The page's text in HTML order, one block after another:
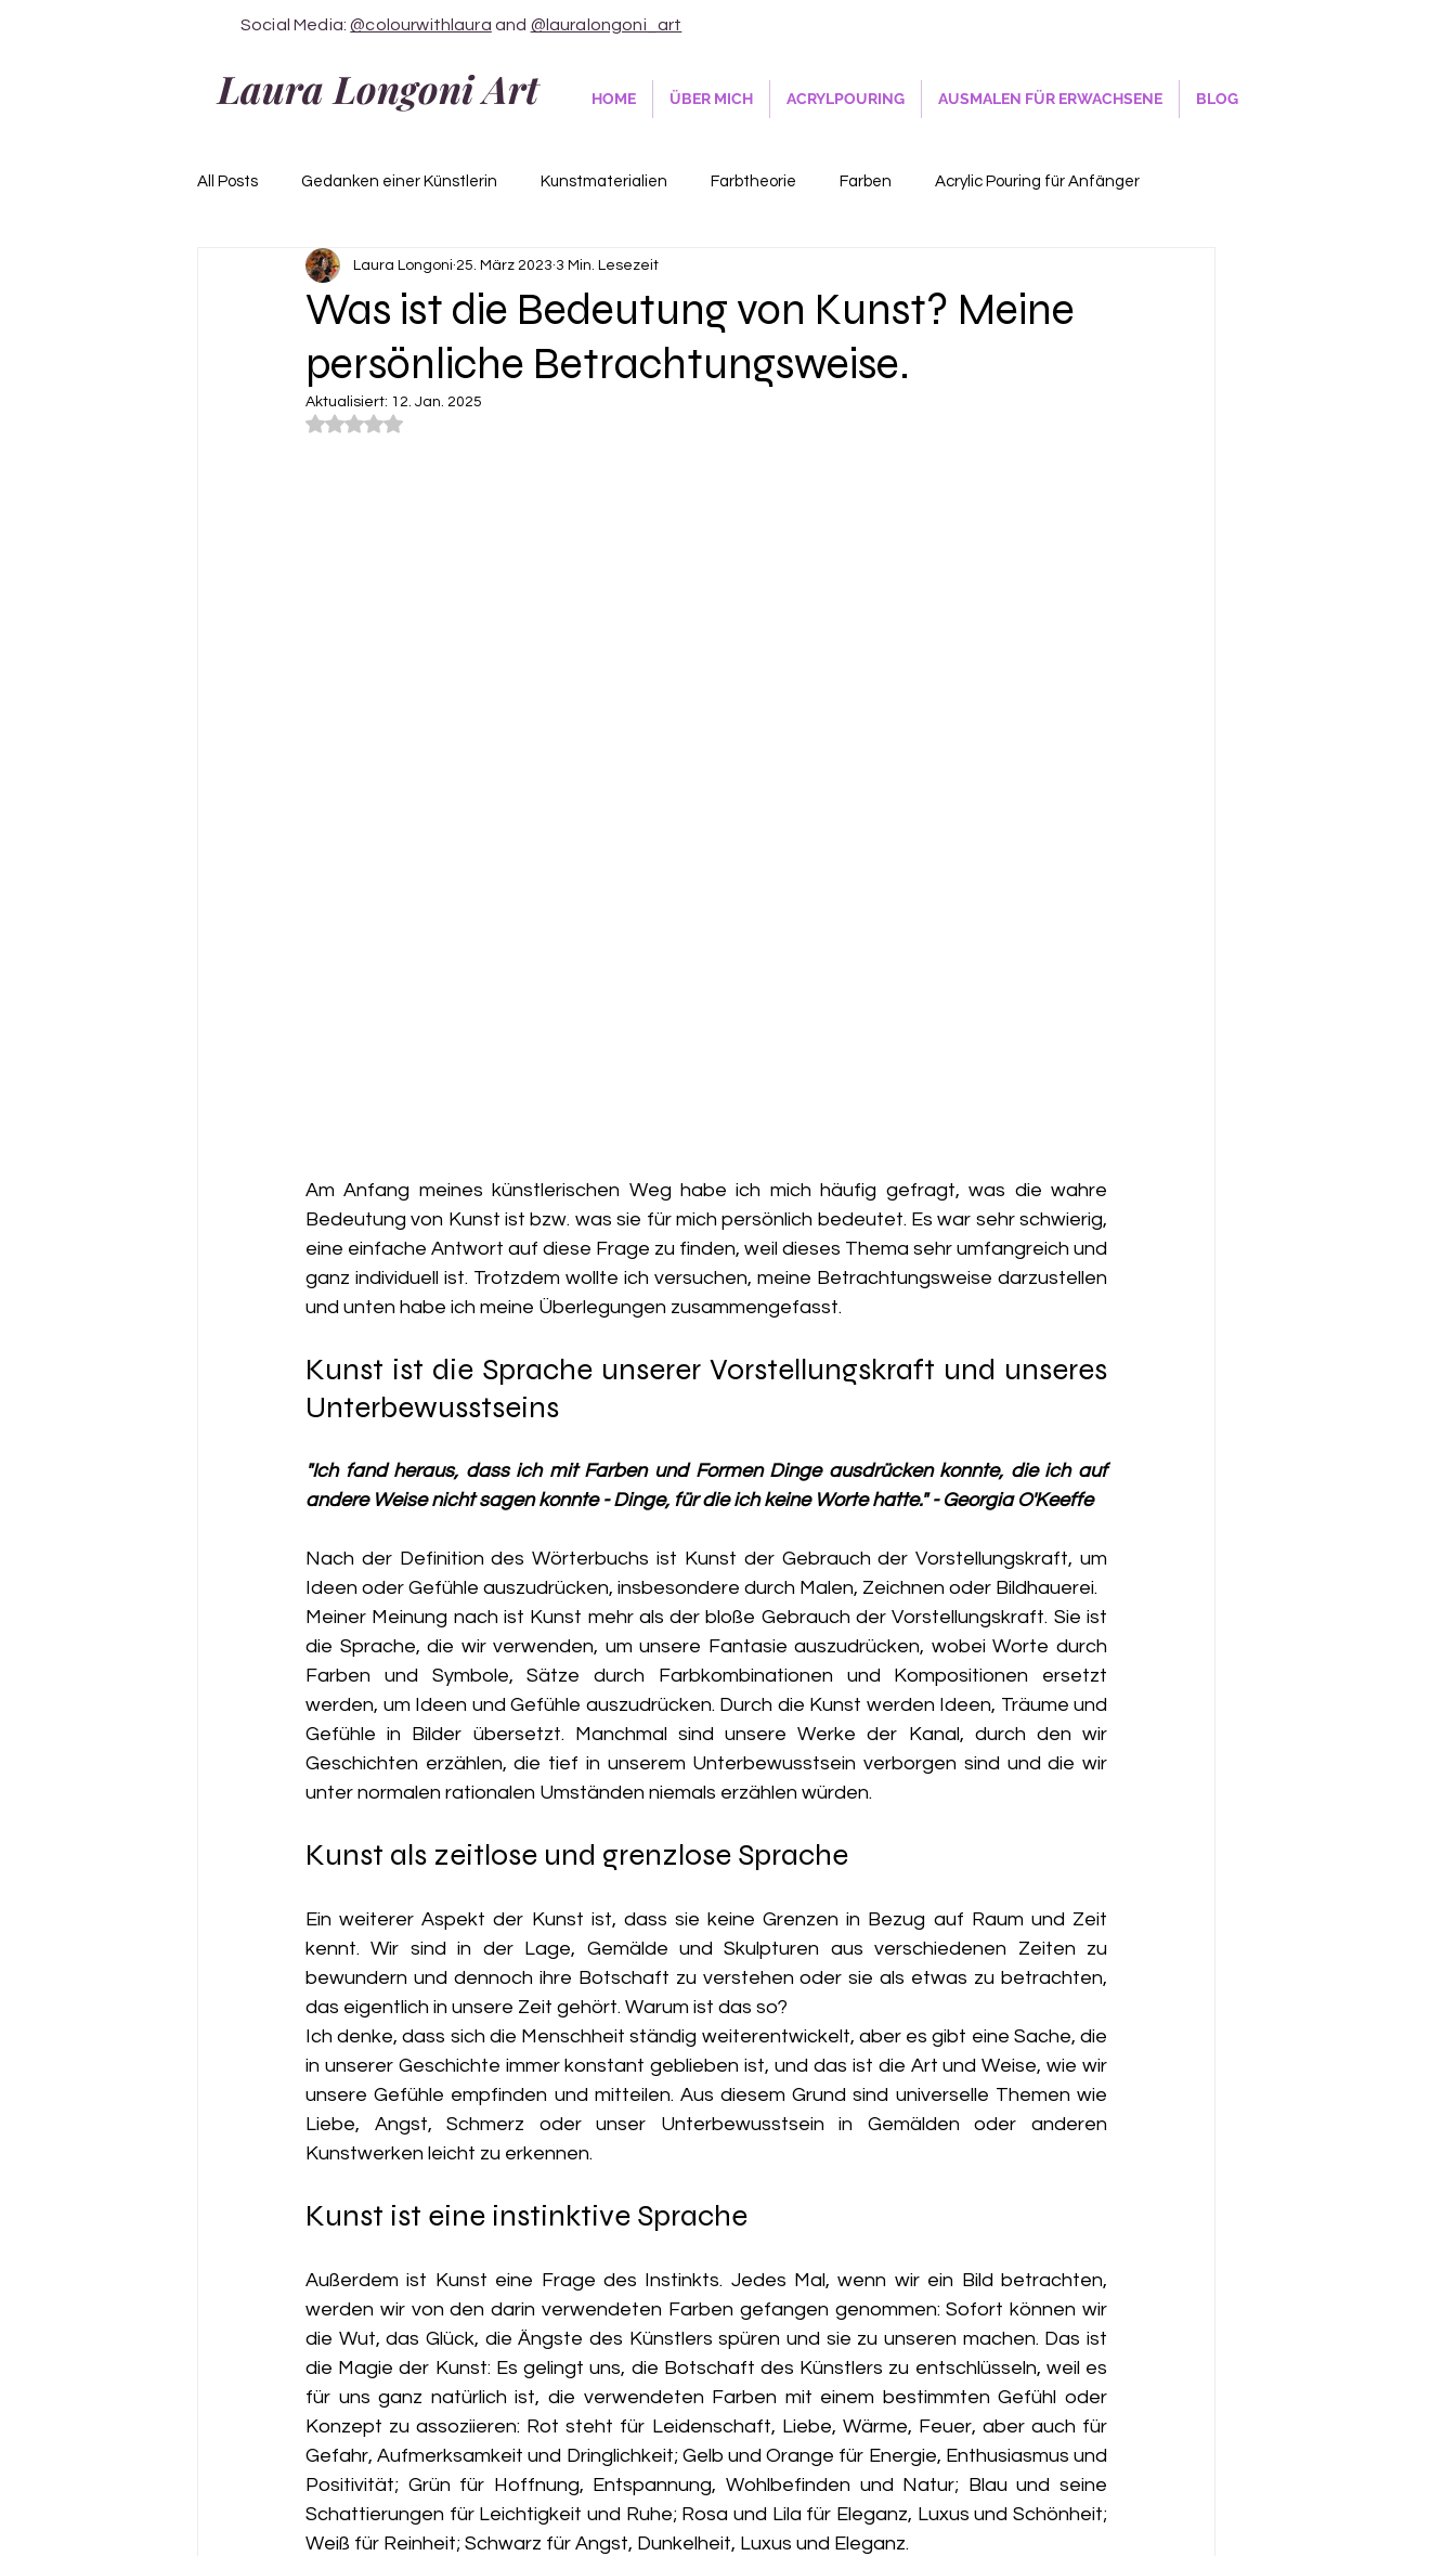
Social Media:@colourwithlaura and @lauralongoni_art
Laura Longoni Art HOME ÜBER MICH ACRYLPOURING AUSMALEN FÜR ERWACHSENE BLOG
All Posts Gedanken einer Künstlerin Kunstmaterialien Farbtheorie Farben Acrylic Pouring für Anfänger
DIY/Tutorials Pigmente Ausmalen für Erwachsene
Was ist die Bedeutung von Kunst? Meine
persönliche Betrachtungsweise.
Laura Longoni 25. März 2023 3 Min. Lesezeit
Aktualisiert: 12. Jan. 2025
Mit NaN von 5 Sternen bewertet.
Am Anfang meines künstlerischen Weg habe ich mich häufig gefragt, was die wahre
Bedeutung von Kunst ist bzw. was sie für mich persönlich bedeutet. Es war sehr schwierig,
eine einfache Antwort auf diese Frage zu finden, weil dieses Thema sehr umfangreich und
ganz individuell ist. Trotzdem wollte ich versuchen, meine Betrachtungsweise darzustellen
und unten habe ich meine Überlegungen zusammengefasst.
Kunst ist die Sprache unserer Vorstellungskraft und unseres
Unterbewusstseins
"Ich fand heraus, dass ich mit Farben und Formen Dinge ausdrücken konnte, die ich auf
andere Weise nicht sagen konnte - Dinge, für die ich keine Worte hatte." - Georgia O'Keeffe
Nach der Definition des Wörterbuchs ist Kunst der Gebrauch der Vorstellungskraft, um
Ideen oder Gefühle auszudrücken, insbesondere durch Malen, Zeichnen oder Bildhauerei.
Meiner Meinung nach ist Kunst mehr als der bloße Gebrauch der Vorstellungskraft. Sie ist
die Sprache, die wir verwenden, um unsere Fantasie auszudrücken, wobei Worte durch
Farben und Symbole, Sätze durch Farbkombinationen und Kompositionen ersetzt
werden, um Ideen und Gefühle auszudrücken. Durch die Kunst werden Ideen, Träume und
Gefühle in Bilder übersetzt. Manchmal sind unsere Werke der Kanal, durch den wir
Geschichten erzählen, die tief in unserem Unterbewusstsein verborgen sind und die wir
unter normalen rationalen Umständen niemals erzählen würden.
Kunst als zeitlose und grenzlose Sprache
Ein weiterer Aspekt der Kunst ist, dass sie keine Grenzen in Bezug auf Raum und Zeit
kennt. Wir sind in der Lage, Gemälde und Skulpturen aus verschiedenen Zeiten zu
bewundern und dennoch ihre Botschaft zu verstehen oder sie als etwas zu betrachten,
das eigentlich in unsere Zeit gehört. Warum ist das so?
Ich denke, dass sich die Menschheit ständig weiterentwickelt, aber es gibt eine Sache, die
in unserer Geschichte immer konstant geblieben ist, und das ist die Art und Weise, wie wir
unsere Gefühle empfinden und mitteilen. Aus diesem Grund sind universelle Themen wie
Liebe, Angst, Schmerz oder unser Unterbewusstsein in Gemälden oder anderen
Kunstwerken leicht zu erkennen.
Kunst ist eine instinktive Sprache
Außerdem ist Kunst eine Frage des Instinkts. Jedes Mal, wenn wir ein Bild betrachten,
werden wir von den darin verwendeten Farben gefangen genommen: Sofort können wir
die Wut, das Glück, die Ängste des Künstlers spüren und sie zu unseren machen. Das ist
die Magie der Kunst: Es gelingt uns, die Botschaft des Künstlers zu entschlüsseln, weil es
für uns ganz natürlich ist, die verwendeten Farben mit einem bestimmten Gefühl oder
Konzept zu assoziieren: Rot steht für Leidenschaft, Liebe, Wärme, Feuer, aber auch für
Gefahr, Aufmerksamkeit und Dringlichkeit; Gelb und Orange für Energie, Enthusiasmus und
Positivität; Grün für Hoffnung, Entspannung, Wohlbefinden und Natur; Blau und seine
Schattierungen für Leichtigkeit und Ruhe; Rosa und Lila für Eleganz, Luxus und Schönheit;
Weiß für Reinheit; Schwarz für Angst, Dunkelheit, Luxus und Eleganz.